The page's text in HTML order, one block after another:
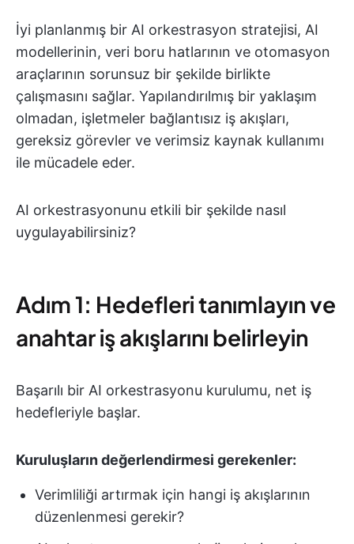
İyi planlanmış bir AI orkestrasyon stratejisi, AI
modellerinin, veri boru hatlarının ve otomasyon
araçlarının sorunsuz bir şekilde birlikte
çalışmasını sağlar. Yapılandırılmış bir yaklaşım
olmadan, işletmeler bağlantısız iş akışları,
gereksiz görevler ve verimsiz kaynak kullanımı
ile mücadele eder.
AI orkestrasyonunu etkili bir şekilde nasıl
uygulayabilirsiniz?
Adım 1: Hedefleri tanımlayın ve
anahtar iş akışlarını belirleyin
Başarılı bir AI orkestrasyonu kurulumu, net iş
hedefleriyle başlar.
Kuruluşların değerlendirmesi gerekenler:
Verimliliği artırmak için hangi iş akışlarının
düzenlenmesi gerekir?